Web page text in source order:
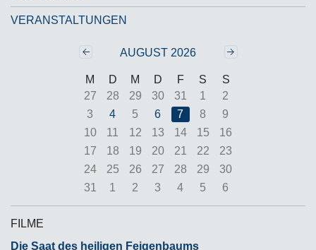
VERANSTALTUNGEN
AUGUST 2026
Zurück ‹‹
M D M D F S
S
27
28 29 30 31 1
2
3
4 5 6 7 8
9
10
11 12 13 14 15
16
17
18 19 20 21 22
23
24
25 26 27 28 29
30
31
1 2 3 4 5 6
FILME
Die Saat des heiligen Feigenbaums